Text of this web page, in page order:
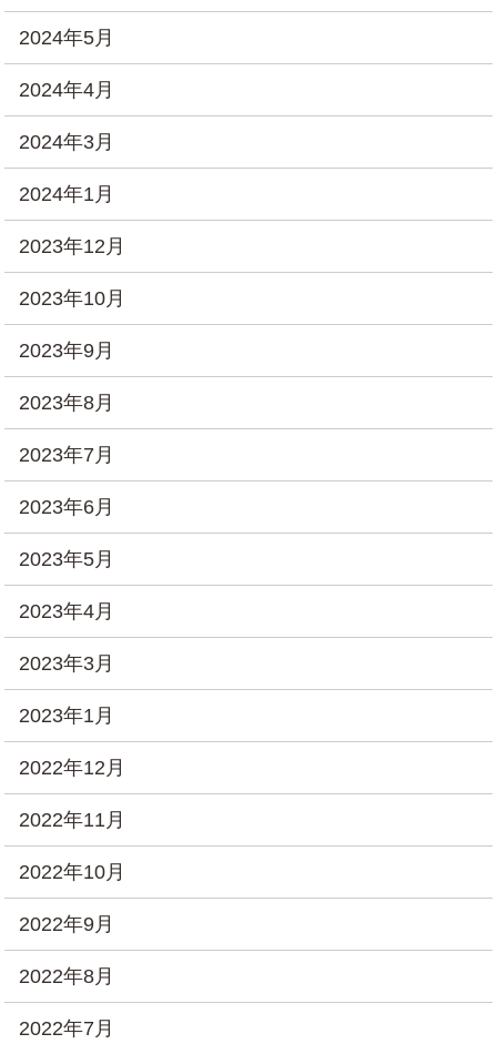
2024年5月
2024年4月
2024年3月
2024年1月
2023年12月
2023年10月
2023年9月
2023年8月
2023年7月
2023年6月
2023年5月
2023年4月
2023年3月
2023年1月
2022年12月
2022年11月
2022年10月
2022年9月
2022年8月
2022年7月